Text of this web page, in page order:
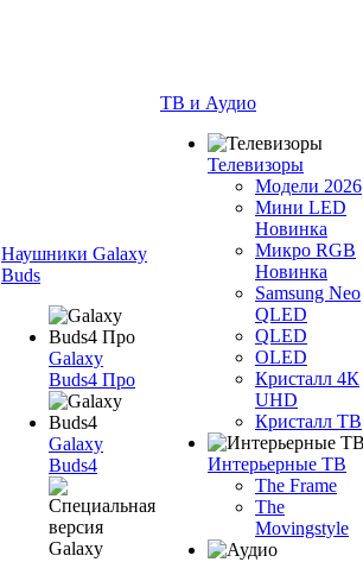
Наушники Galaxy
Buds
Galaxy
Buds4 Про
Galaxy
Buds4
ТВ и Аудио
Телевизоры
Модели 2026
Мини LED
Новинка
Микро RGB
Новинка
Samsung Neo
QLED
QLED
OLED
Кристалл 4К
UHD
Кристалл ТВ
Интерьерные ТВ
The Frame
The
Movingstyle